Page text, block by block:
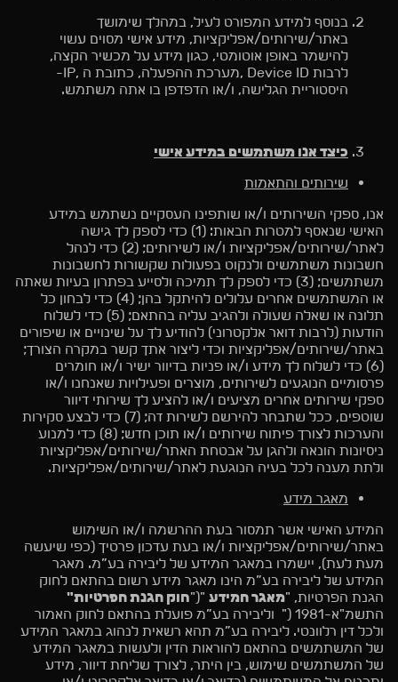
בנוסף למידע המפורט לעיל, במהלך שימושך
באתר/שירותים/אפליקציות, מידע אישי מסוים עשוי
להישמר באופן אוטומטי, כגון מידע על מכשיר הקצה,
לרבות Device ID ,מערכת ההפעלה, כתובת ה ,IP-
היסטוריית הגלישה, ו/או הדפדפן בו אתה משתמש.
כיצד אנו משתמשים במידע אישי
שירותים והתאמות
אנו, ספקי השירותים ו/או שותפינו העסקיים נשתמש במידע
האישי שנאסף למטרות הבאות: (1) כדי לספק לך גישה
לאתר/שירותים/אפליקציות ו/או לשירותים; (2) כדי לנהל
חשבונות משתמשים ולנקוט בפעולות שקשורות לחשבונות
משתמשים; (3) כדי לספק לך תמיכה ולסייע בפתרון בעיות שאתה
או המשתמשים אחרים עלולים להיתקל בהן; (4) כדי לבחון כל
תלונה או שאלה שעולה ולהגיב עליה בהתאם; (5) כדי לשלוח
הודעות (לרבות דואר אלקטרוני) להודיע לך על שינויים או שיפורים
באתר/שירותים/אפליקציות וכדי ליצור אתך קשר במקרה הצורך;
(6) כדי לשלוח לך מידע ו/או פניות בדיוור ישיר ו/או חומרים
פרסומיים הנוגעים לשירותים, מוצרים ופעילויות שאנחנו ו/או
ספקי שירותים אחרים מציעים ו/או להציע לך שירותי דיוור
שוטפים, ככל שתבחר להירשם לשירות זה; (7) כדי לבצע סקירות
והערכות לצורך פיתוח שירותים ו/או תוכן חדש; (8) כדי למנוע
ניסיונות הונאה ולהגן על אבטחת האתר/שירותים/אפליקציות
ולתת מענה לכל בעיה הנוגעת לאתר/שירותים/אפליקציות.
מאגר מידע
המידע האישי אשר תמסור בעת ההרשמה ו/או השימוש
באתר/שירותים/אפליקציות ו/או בעת עדכון פרטיך (כפי שיעשה
מעת לעת), יישמרו במאגר המידע של ליבירה בע”מ. מאגר
המידע של ליבירה בע”מ הינו מאגר מידע רשום בהתאם לחוק
הגנת הפרטיות, "מאגר המידע "("חוק הגנת הפרטיות"
התשמ"א-1981 (" וליבירה בע”מ פועלת בהתאם לחוק האמור
ולכל דין רלוונטי. ליבירה בע”מ תהא רשאית לנהוג במאגר המידע
של המשתמשים בהתאם להוראות הדין ולעשות במאגר המידע
של המשתמשים שימוש, בין היתר, לצורך שליחת דיוור, מידע